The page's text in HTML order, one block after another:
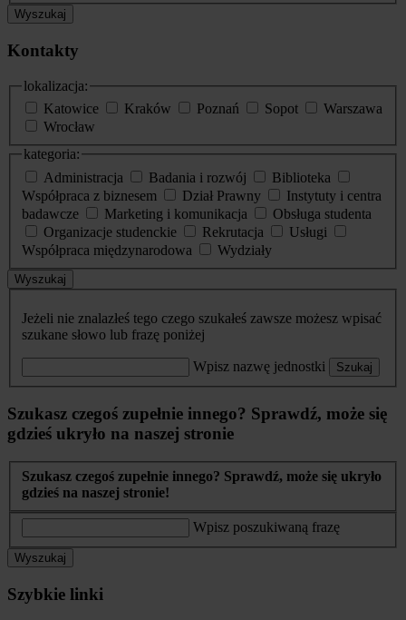
Wyszukaj
Kontakty
lokalizacja:
Katowice
Kraków Poznań Sopot
Warszawa
Wrocław
kategoria:
Administracja
Badania i rozwój
Biblioteka
Współpraca z biznesem
Dział Prawny
Instytuty i centra
badawcze
Marketing i komunikacja
Obsługa studenta
Organizacje studenckie
Rekrutacja
Usługi
Współpraca międzynarodowa
Wydziały
Wyszukaj
Jeżeli nie znalazłeś tego czego szukałeś zawsze możesz wpisać
szukane słowo lub frazę poniżej
Wpisz nazwę jednostki Szukaj
Szukasz czegoś zupełnie innego? Sprawdź, może się
gdzieś ukryło na naszej stronie
Szukasz czegoś zupełnie innego? Sprawdź, może się ukryło
gdzieś na naszej stronie!
Wpisz poszukiwaną frazę
Wyszukaj
Szybkie linki